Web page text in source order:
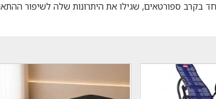
בקרב ספורטאים, שגילו את היתרונות שלה לשיפור